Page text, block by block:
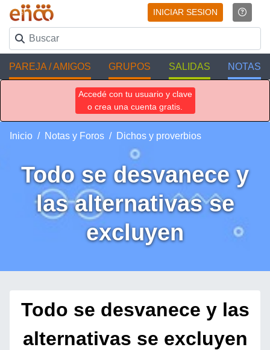
INICIAR SESION
PAREJA / AMIGOS GRUPOS SALIDAS NOTAS
Accedé con tu usuario y clave
o crea una cuenta gratis.
Inicio Notas y Foros Dichos y proverbios
Todo se desvanece y
las alternativas se
excluyen
Todo se desvanece y las
alternativas se excluyen